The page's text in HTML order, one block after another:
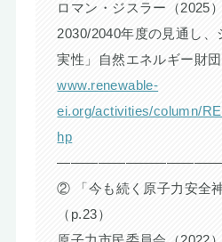
ロマン・ジスラー（2025
2030/2040年度の見通し、
実性」自然エネルギー財
www.renewable-
ei.org/activities/column/
hp
② 「今も続く原子力安全
（p.23）